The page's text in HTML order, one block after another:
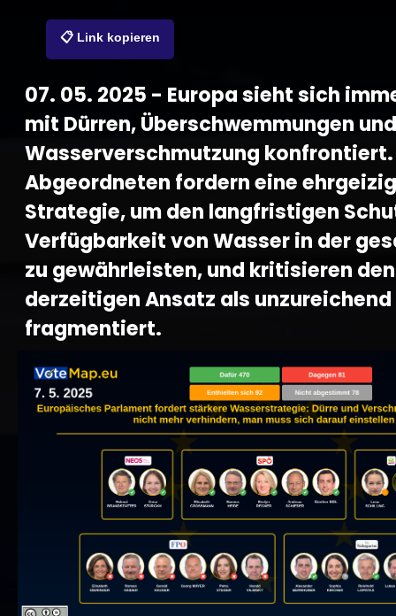
📋 Link kopieren
07. 05. 2025 - Europa sieht sich
mit Dürren, Überschwemmungen und
Wasserverschmutzung konfrontiert.
Abgeordneten fordern eine
Strategie, um den langfristigen
Verfügbarkeit von Wasser in der
zu gewährleisten, und kritisieren den
derzeitigen Ansatz als unzureichend
fragmentiert.